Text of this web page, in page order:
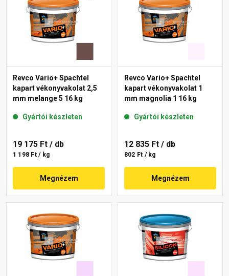
Revco Vario+ Spachtel
kapart vékonyvakolat 2,5
mm melange 5 16 kg
Gyártói készleten
19 175 Ft / db
1 198 Ft / kg
Megnézem
Revco Vario+ Spachtel
kapart vékonyvakolat 1
mm magnolia 1 16 kg
Gyártói készleten
12 835 Ft / db
802 Ft / kg
Megnézem